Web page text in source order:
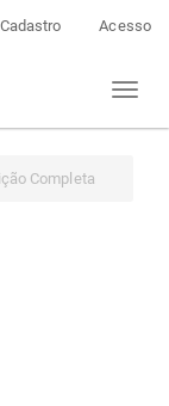
Cadastro Acesso
Toggle
Completa